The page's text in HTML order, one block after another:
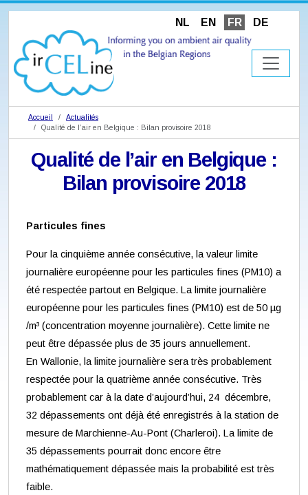
NL EN FR DE
Accueil
Actualités
Qualité de l’air en Belgique : Bilan provisoire 2018
Qualité de l’air en Belgique :
Bilan provisoire 2018
Particules fines
Pour la cinquième année consécutive, la valeur limite
journalière européenne pour les particules fines (PM10) a
été respectée partout en Belgique. La limite journalière
européenne pour les particules fines (PM10) est de 50 µg
/m³ (concentration moyenne journalière). Cette limite ne
peut être dépassée plus de 35 jours annuellement.
En Wallonie, la limite journalière sera très probablement
respectée pour la quatrième année consécutive. Très
probablement car à la date d’aujourd’hui, 24 décembre,
32 dépassements ont déjà été enregistrés à la station de
mesure de Marchienne-Au-Pont (Charleroi). La limite de
35 dépassements pourrait donc encore être
mathématiquement dépassée mais la probabilité est très
faible.